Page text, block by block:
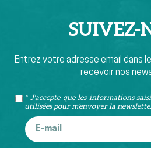
SUIVEZ-
Entrez votre adresse email dans
recevoir nos
* J'accepte que les informations
utilisées pour m’envoyer la